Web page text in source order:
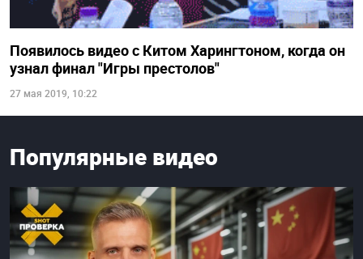
Появилось видео с Китом Харингтоном, когда он
узнал финал "Игры престолов"
27 мая 2019, 10:22
Популярные видео